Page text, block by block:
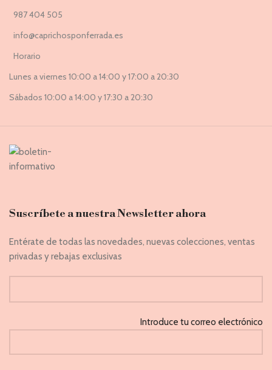
987 404 505
info@caprichosponferrada.es
Horario
Lunes a viernes 10:00 a 14:00 y 17:00 a 20:30
Sábados 10:00 a 14:00 y 17:30 a 20:30
Suscríbete a nuestra Newsletter ahora
Entérate de todas las novedades, nuevas colecciones, ventas
privadas y rebajas exclusivas
Introduce tu correo electrónico